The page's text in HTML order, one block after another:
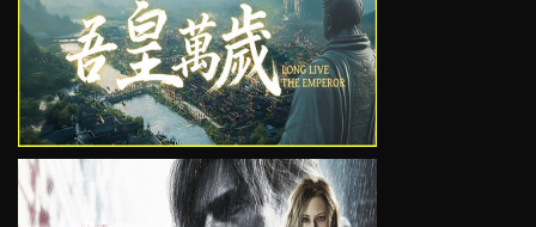
VIEW